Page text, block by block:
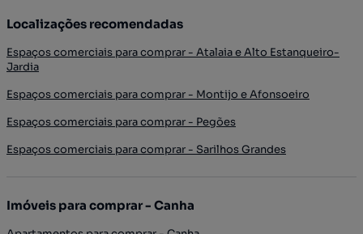
Localizações recomendadas
Espaços comerciais para comprar - Atalaia e Alto Estanqueiro-
Jardia
Espaços comerciais para comprar - Montijo e Afonsoeiro
Espaços comerciais para comprar - Pegões
Espaços comerciais para comprar - Sarilhos Grandes
Imóveis para comprar - Canha